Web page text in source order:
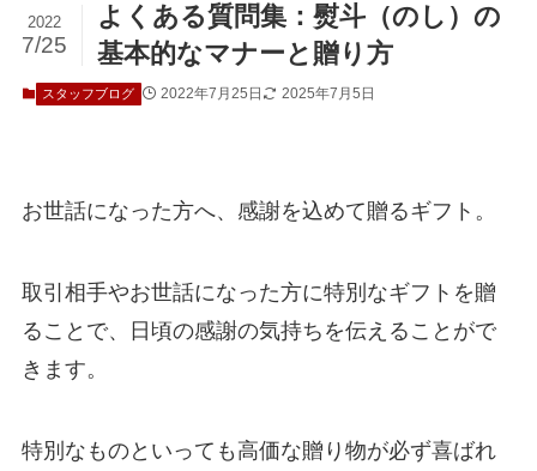
よくある質問集：熨斗（のし）の
基本的なマナーと贈り方
2022
7/25
スタッフブログ 2022年7月25日 2025年7月5日
お世話になった方へ、感謝を込めて贈るギフト。
取引相手やお世話になった方に特別なギフトを贈
ることで、日頃の感謝の気持ちを伝えることがで
きます。
特別なものといっても高価な贈り物が必ず喜ばれ